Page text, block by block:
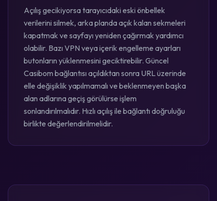
Açılış gecikiyorsa tarayıcıdaki eski önbellek
verilerini silmek, arka planda açık kalan sekmeleri
kapatmak ve sayfayı yeniden çağırmak yardımcı
olabilir. Bazı VPN veya içerik engelleme ayarları
butonların yüklenmesini geciktirebilir. Güncel
Casibom bağlantısı açıldıktan sonra URL üzerinde
elle değişiklik yapılmamalı ve beklenmeyen başka
alan adlarına geçiş görülürse işlem
sonlandırılmalıdır. Hızlı açılış ile bağlantı doğruluğu
birlikte değerlendirilmelidir.